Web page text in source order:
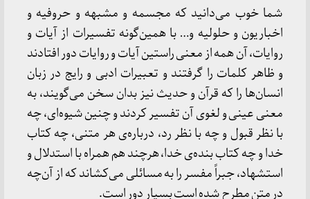
شما خوب می‌دانید كه مجسمه و مشبهه و حروفیه و
اخباریون و حلولیه و… با همین‌گونه تفسیرات از آیات و
روایات، آن همه از معنی راستین آیات و روایات دور افتادند
و ظاهر كلمات را گرفتند و تعبیرات ادبی و رایج در زبان
انسان‌ها را كه قرآن و حدیث نیز بدان سخن می‌گویند، به
معنی عینی و لغوی آن تفسیر كردند و چنین شیوه‌ای، چه
با نظر قبول و چه با نظر رد، درباره‌ی هر متنی، چه كتاب
خدا و چه كتاب بنده‌ی خدا، هرچند هم همراه با استدلال و
استشهاد، جبراً مفسر را به مسائلی می‌كشاند كه از آن‌چه
در متن مطرح شده است بسیار دور است.